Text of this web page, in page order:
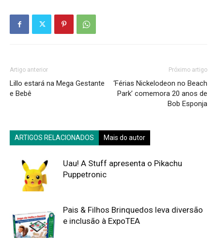
Artigo anterior
Lillo estará na Mega Gestante
e Bebê
Próximo artigo
‘Férias Nickelodeon no Beach
Park’ comemora 20 anos de
Bob Esponja
ARTIGOS RELACIONADOS Mais do autor
Uau! A Stuff apresenta o Pikachu
Puppetronic
Pais & Filhos Brinquedos leva diversão
e inclusão à ExpoTEA